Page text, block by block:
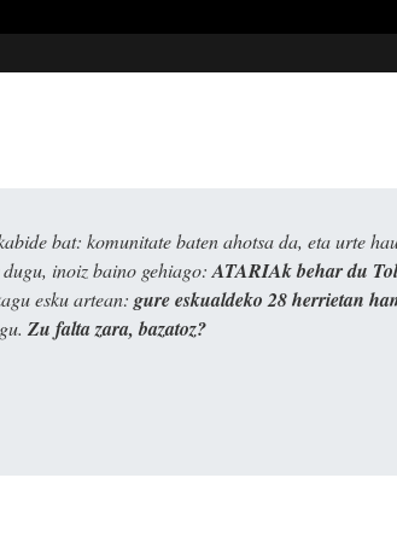
bat: komunitate baten ahotsa da, eta urte
inoiz baino gehiago: ATARIAk behar du
esku artean: gure eskualdeko 28 herrietan
Zu falta zara, bazatoz?